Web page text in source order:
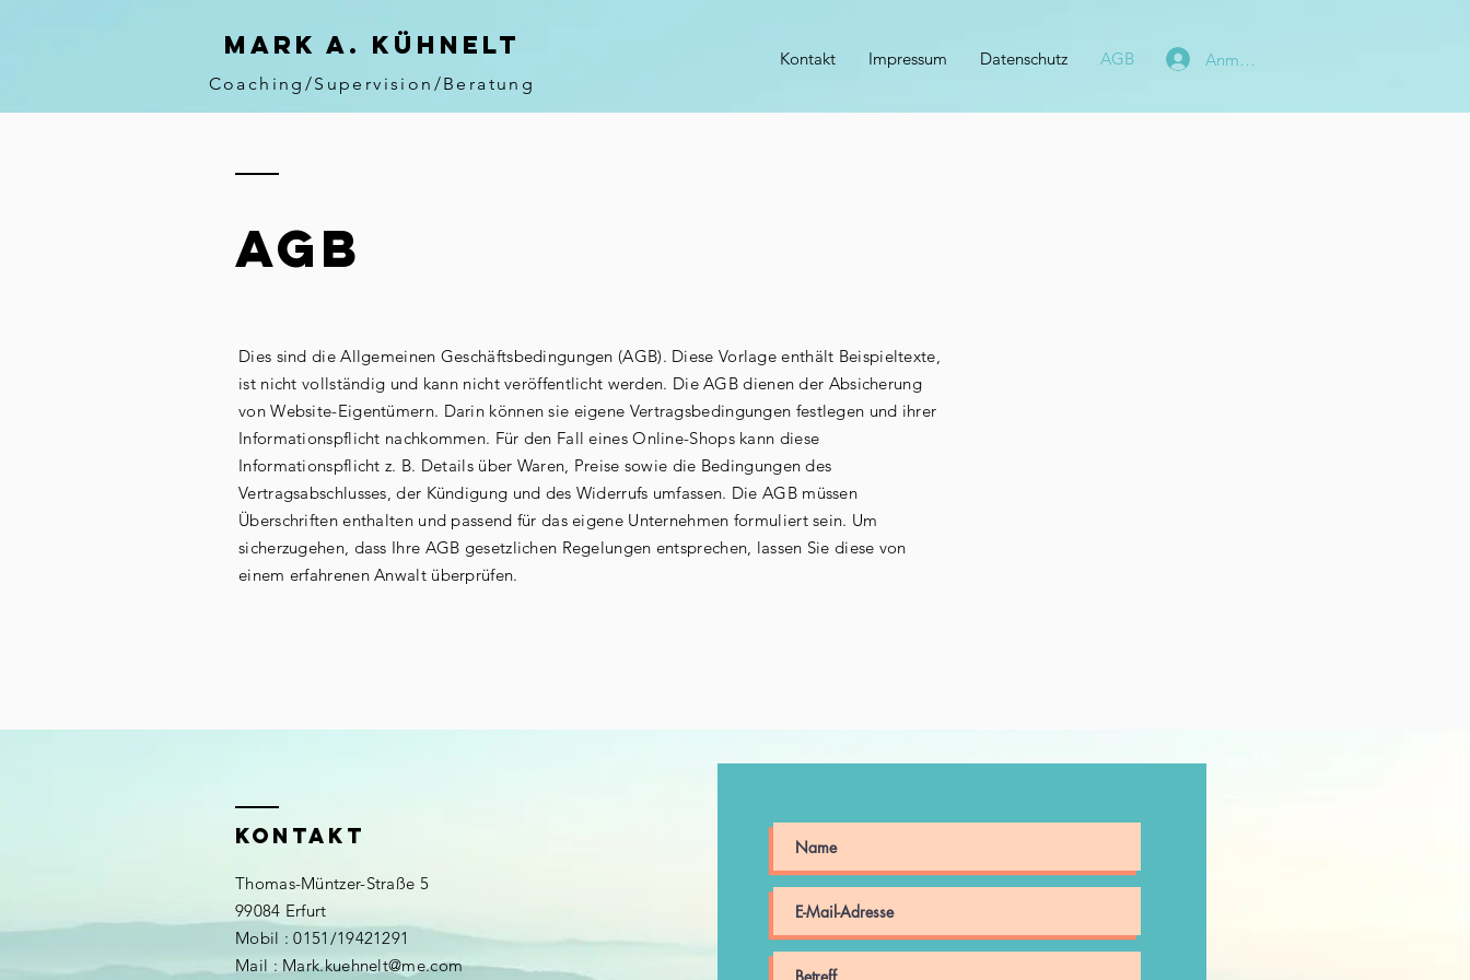
MARK A. KÜHNELT
Coaching/Supervision/Beratung
Kontakt Impressum Datenschutz AGB Anmelden
AGB
Dies sind die Allgemeinen Geschäftsbedingungen (AGB). Diese Vorlage enthält Beispieltexte,
ist nicht vollständig und kann nicht veröffentlicht werden. Die AGB dienen der Absicherung
von Website-Eigentümern. Darin können sie eigene Vertragsbedingungen festlegen und ihrer
Informationspflicht nachkommen. Für den Fall eines Online-Shops kann diese
Informationspflicht z. B. Details über Waren, Preise sowie die Bedingungen des
Vertragsabschlusses, der Kündigung und des Widerrufs umfassen. Die AGB müssen
Überschriften enthalten und passend für das eigene Unternehmen formuliert sein. Um
sicherzugehen, dass Ihre AGB gesetzlichen Regelungen entsprechen, lassen Sie diese von
einem erfahrenen Anwalt überprüfen.
KONTAKT
Thomas-Müntzer-Straße 5
99084 Erfurt
Mobil : 0151/19421291
Mail : Mark.kuehnelt@me.com